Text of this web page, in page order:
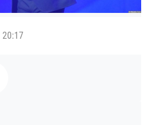
20:17